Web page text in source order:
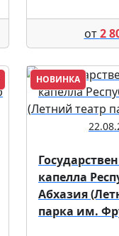
от2
НОВИНКА
капелла
Абхазия
парка им.